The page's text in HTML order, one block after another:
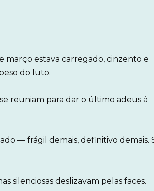
março estava carregado, cinzento e
do luto.
reuniam para dar o último adeus à
— frágil demais, definitivo demais.
silenciosas deslizavam pelas faces.